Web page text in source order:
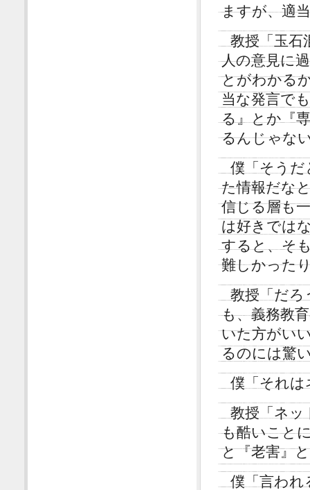
ますが、適
教授「玉石
人の意見に
とがわかる
当な発言で
る』とか『
るんじゃな
僕「そうだ
た情報だな
信じる層も
は好きでは
すると、そ
難しかった
教授「だろ
も、義務教
いた方がい
るのには驚
僕「それ
教授「ネッ
も酷いこと
と『老害』
僕「言われ